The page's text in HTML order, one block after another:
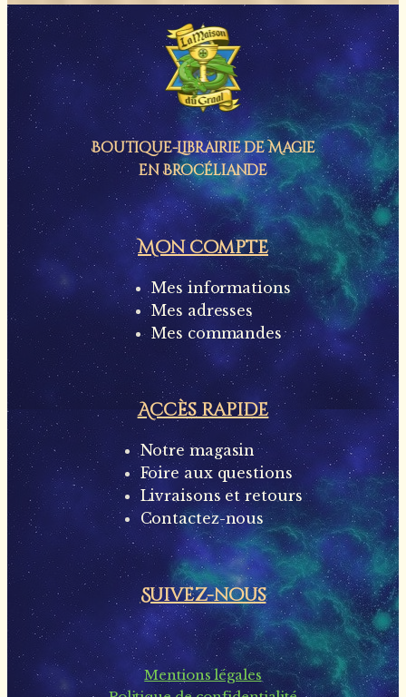
Boutique-Librairie deMagie
en Brocéliande
Mon compte
Mes informations
Mes adresses
Mes commandes
Accès rapide
Notre magasin
Foire aux questions
Livraisons et retours
Contactez-nous
Suivez-nous
Mentions légales